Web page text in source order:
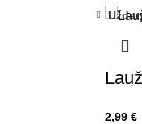
2,99 €